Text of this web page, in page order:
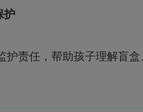
护
任，帮助孩子理解盲盒